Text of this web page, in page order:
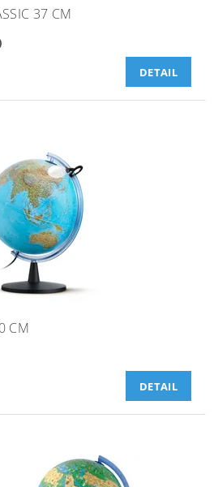
37 CM
DETAIL
CM
DETAIL